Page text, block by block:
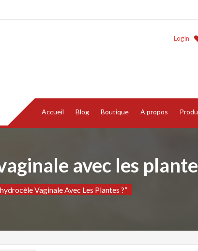
LogIn
Accueil Blog Boutique A propos
avec les
Vaginale Avec Les Plantes ?”